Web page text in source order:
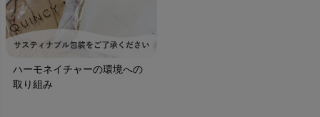
ハーモネイチャーの環境への
取り組み